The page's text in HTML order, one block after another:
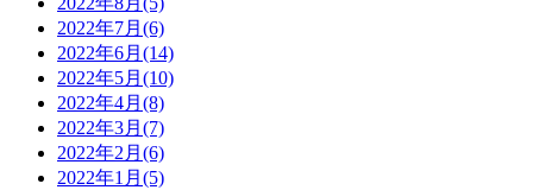
2022年7月(6)
2022年6月(14)
2022年5月(10)
2022年4月(8)
2022年3月(7)
2022年2月(6)
2022年1月(5)